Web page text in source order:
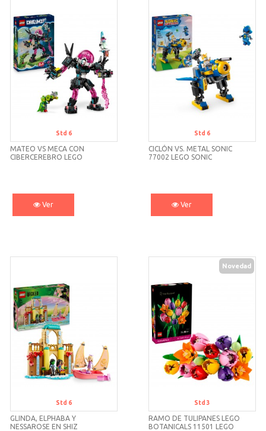
Std 6
MATEO VS MECA CON
CIBERCEREBRO LEGO
Ver
Std 6
CICLÓN VS. METAL SONIC
77002 LEGO SONIC
Ver
Std 6
GLINDA, ELPHABA Y
NESSAROSE EN SHIZ
Novedad
Std 3
RAMO DE TULIPANES LEGO
BOTANICALS 11501 LEGO